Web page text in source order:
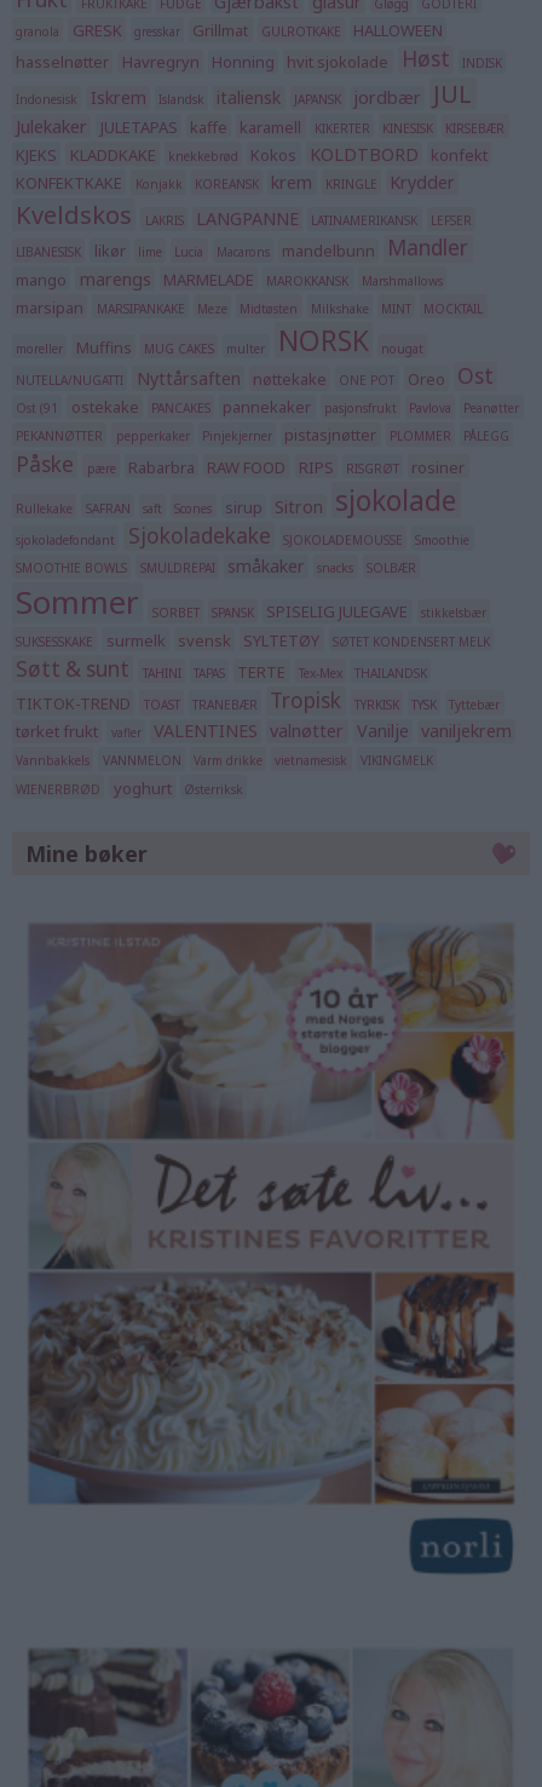
FRUKTKAKE FUDGE Gløgg
GODTERI
granola
GRESK gresskar Grillmat GULROTKAKE
HALLOWEEN
hasselnøtter
Havregryn Honning hvit sjokolade Høst INDISK
Indonesisk Iskrem Islandsk italiensk JAPANSK jordbær JUL
Julekaker JULETAPAS kaffe karamell KIKERTER KINESISK KIRSEBÆR
KJEKS KLADDKAKE knekkebrød Kokos KOLDTBORD
konfekt
KONFEKTKAKE
Konjakk KOREANSK krem KRINGLE Krydder
Kveldskos LAKRIS LANGPANNE LATINAMERIKANSK
LEFSER
LIBANESISK
likør lime Lucia Macarons mandelbunn Mandler
mango marengs MARMELADE MAROKKANSK Marshmallows
marsipan MARSIPANKAKE Meze Midtøsten Milkshake MINT MOCKTAIL
moreller Muffins MUG CAKES multer NORSK
nougat
NUTELLA/NUGATTI
Nyttårsaften nøttekake ONE POT Oreo Ost
Ost (91 ostekake PANCAKES pannekaker pasjonsfrukt Pavlova
Peanøtter
PEKANNØTTER
pepperkaker Pinjekjerner pistasjnøtter PLOMMER PÅLEGG
Påske pære Rabarbra RAW FOOD RIPS RISGRØT rosiner
Rullekake SAFRAN saft Scones sirup Sitron sjokolade
sjokoladefondant Sjokoladekake SJOKOLADEMOUSSE
Smoothie
SMOOTHIE BOWLS
SMULDREPAI småkaker snacks SOLBÆR
Sommer SORBET SPANSK SPISELIG JULEGAVE
stikkelsbær
SUKSESSKAKE
surmelk svensk SYLTETØY SØTET KONDENSERT MELK
Søtt & sunt TAHINI TAPAS TERTE Tex-Mex THAILANDSK
TIKTOK-TREND TOAST TRANEBÆR Tropisk TYRKISK TYSK Tyttebær
tørket frukt vafler VALENTINES valnøtter Vanilje vaniljekrem
Vannbakkels VANNMELON Varm drikke vietnamesisk
VIKINGMELK
WIENERBRØD
yoghurt Østerriksk
Mine bøker